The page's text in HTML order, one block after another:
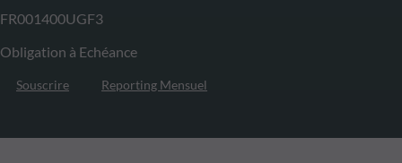
FR001400UGF3
Obligation à Echéance
Souscrire Reporting Mensuel